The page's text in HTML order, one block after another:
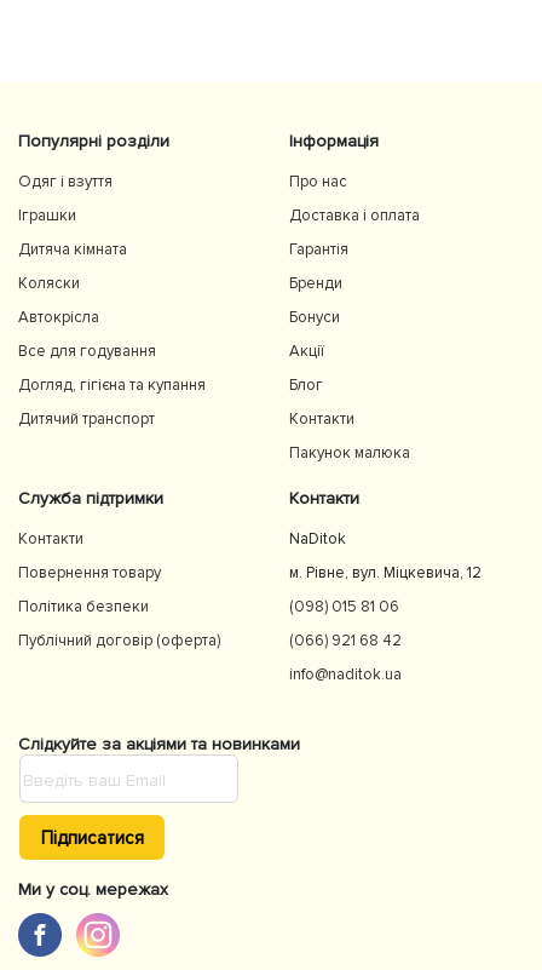
Популярні розділи
Одяг і взуття
Іграшки
Дитяча кімната
Коляски
Автокрісла
Все для годування
Догляд, гігієна та купання
Дитячий транспорт
Інформація
Про нас
Доставка і оплата
Гарантія
Бренди
Бонуси
Акції
Блог
Контакти
Пакунок малюка
Служба підтримки
Контакти
Повернення товару
Політика безпеки
Публічний договір (оферта)
Контакти
NaDitok
м. Рівне, вул. Міцкевича, 12
(098) 015 81 06
(066) 921 68 42
info@naditok.ua
Слідкуйте за акціями та новинками
Підписатися
Ми у соц. мережах